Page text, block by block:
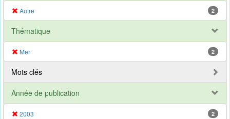
Autre 2
Thématique
Mer 2
Mots clés
Année de publication
2003 2